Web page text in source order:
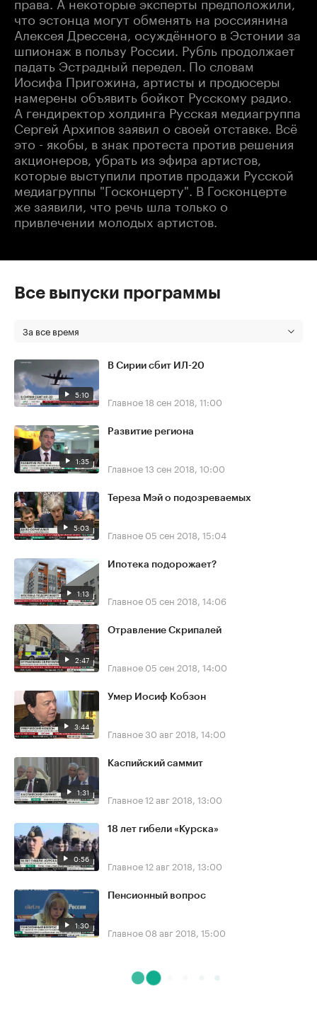
что эстонца могут обменять на россиянина
Алексея Дрессена, осуждённого в Эстонии за
шпионаж в пользу России. Рубль продолжает
падать Эстрадный передел. По словам
Иосифа Пригожина, артисты и продюсеры
намерены объявить бойкот Русскому радио.
А гендиректор холдинга Русская медиагруппа
Сергей Архипов заявил о своей отставке. Всё
это - якобы, в знак протеста против решения
акционеров, убрать из эфира артистов,
которые выступили против продажи Русской
медиагруппы "Госконцерту". В Госконцерте
же заявили, что речь шла только о
привлечении молодых артистов.
Все выпуски программы
За все время
5:10
В Сирии сбит ИЛ-20
Главное18 сен 2018, 11:00
1:35
Развитие региона
Главное13 сен 2018, 10:00
5:03
Тереза Мэй о подозреваемых
Главное 05 сен 2018, 15:04
1:13
Ипотека подорожает?
Главное 05 сен 2018, 14:06
2:47
Отравление Скрипалей
Главное 05 сен 2018, 14:00
3:44
Умер Иосиф Кобзон
Главное30 авг 2018, 14:00
1:31
Каспийский саммит
Главное12 авг 2018, 13:00
0:56
18 лет гибели «Курска»
Главное12 авг 2018, 13:00
1:30
Пенсионный вопрос
Главное 08 авг 2018, 15:00